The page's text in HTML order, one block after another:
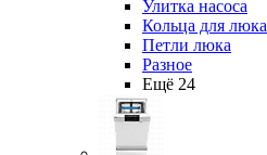
Улитка насоса
Кольца для люка
Петли люка
Разное
Ещё 24